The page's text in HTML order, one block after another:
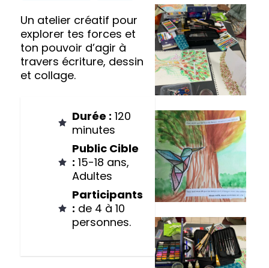
Un atelier créatif pour
explorer tes forces et
ton pouvoir d’agir à
travers écriture, dessin
et collage.
Durée : 120
minutes
Public Cible
: 15-18 ans,
Adultes
Participants
: de 4 à 10
personnes.